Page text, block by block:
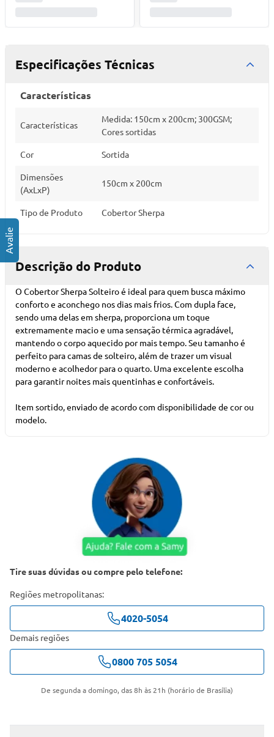
Especificações Técnicas
Características
Características
Medida: 150cm x 200cm; 300GSM;
Cores sortidas
Cor Sortida
Dimensões
(AxLxP)
150cm x 200cm
Tipo de Produto Cobertor Sherpa
Descrição do Produto
O Cobertor Sherpa Solteiro é ideal para quem busca máximo
conforto e aconchego nos dias mais frios. Com dupla face,
sendo uma delas em sherpa, proporciona um toque
extremamente macio e uma sensação térmica agradável,
mantendo o corpo aquecido por mais tempo. Seu tamanho é
perfeito para camas de solteiro, além de trazer um visual
moderno e acolhedor para o quarto. Uma excelente escolha
para garantir noites mais quentinhas e confortáveis.
Item sortido, enviado de acordo com disponibilidade de cor ou
modelo.
Tire suas dúvidas ou compre pelo telefone:
Regiões metropolitanas:
4020-5054
Demais regiões
0800 705 5054
De segunda a domingo, das 8h às 21h (horário de Brasília)